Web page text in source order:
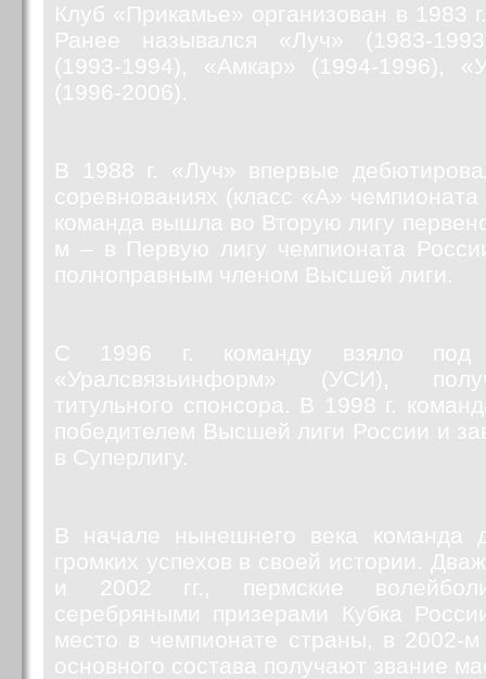
Клуб «Прикамье» организован в 1983
Ранее назывался «Луч» (1983-
(1993-1994), «Амкар» (1994-1996),
(1996-2006).
В 1988 г. «Луч» впервые
соревнованиях (класс «А»
команда вышла во Вторую лигу
м – в Первую лигу чемпионата
полноправным членом Высшей лиги.
С 1996 г. команду взяло под
«Уралсвязьинформ» (УСИ),
титульного спонсора. В 1998 г.
победителем Высшей лиги России и
в Суперлигу.
В начале нынешнего века команда
громких успехов в своей истории.
и 2002 гг., пермские
серебряными призерами Кубка
место в чемпионате страны, в 2002-
основного состава получают звание